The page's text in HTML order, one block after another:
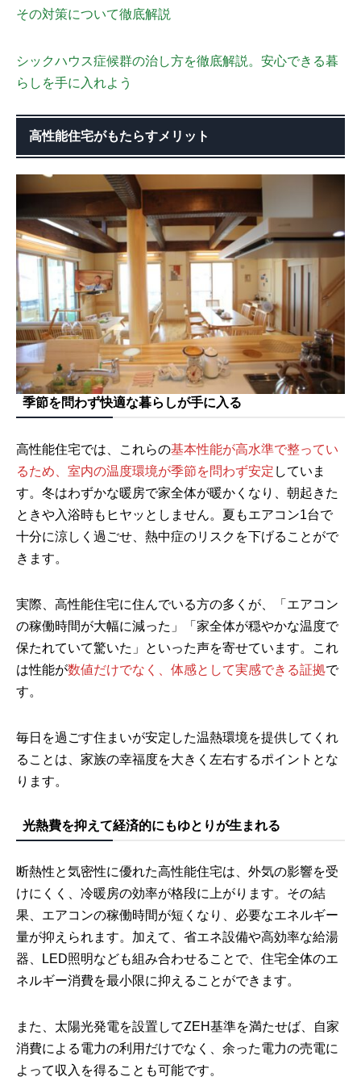
その対策について徹底解説
シックハウス症候群の治し方を徹底解説。安心できる暮
らしを手に入れよう
高性能住宅がもたらすメリット
季節を問わず快適な暮らしが手に入る
高性能住宅では、これらの基本性能が高水準で整ってい
るため、室内の温度環境が季節を問わず安定 していま
す。冬はわずかな暖房で家全体が暖かくなり、朝起きた
ときや入浴時もヒヤッとしません。夏もエアコン1台で
十分に涼しく過ごせ、熱中症のリスクを下げることがで
きます。
実際、高性能住宅に住んでいる方の多くが、「エアコン
の稼働時間が大幅に減った」「家全体が穏やかな温度で
保たれていて驚いた」といった声を寄せています。これ
は性能が数値だけでなく、体感として実感できる証拠で
す。
毎日を過ごす住まいが安定した温熱環境を提供してくれ
ることは、家族の幸福度を大きく左右するポイントとな
ります。
光熱費を抑えて経済的にもゆとりが生まれる
断熱性と気密性に優れた高性能住宅は、外気の影響を受
けにくく、冷暖房の効率が格段に上がります。その結
果、エアコンの稼働時間が短くなり、必要なエネルギー
量が抑えられます。加えて、省エネ設備や高効率な給湯
器、LED照明なども組み合わせることで、住宅全体のエ
ネルギー消費を最小限に抑えることができます。
また、太陽光発電を設置してZEH基準を満たせば、自家
消費による電力の利用だけでなく、余った電力の売電に
よって収入を得ることも可能です。